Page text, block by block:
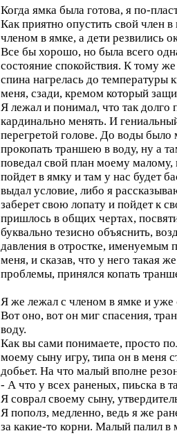
Когда ямка была готова, я по-
Как приятно опустить свой член
членом в ямке, а дети резвились
Все бы хорошо, но была всего
состояние спокойствия. К тому
спина нагрелась до температуры
меня, сзади, кремом который
Я лежал и понимал, что так долго
кардинально менять. И
перегретой голове. До воды было
прокопать траншею в воду, ну а
поведал свой план моему
пойдет в ямку и там у нас будет
выдал условие, либо я
заберет свою лопату и пойдет к
пришлось в общих чертах,
буквально тезисно объяснить,
давления в отростке, именуемым
меня, и сказав, что у него такая
проблемы, принялся копать
Я же лежал с членом в ямке и уже
Вот оно, вот он миг спасения,
воду.
Как вы сами понимаете, просто
моему сыну игру, типа он в меня
добьет. На что малый вполне
- А что у всех раненых, пиьска в
Я соврал своему сыну,
Я пополз, медленно, ведь я же
за какие-то корни. Малый палил в